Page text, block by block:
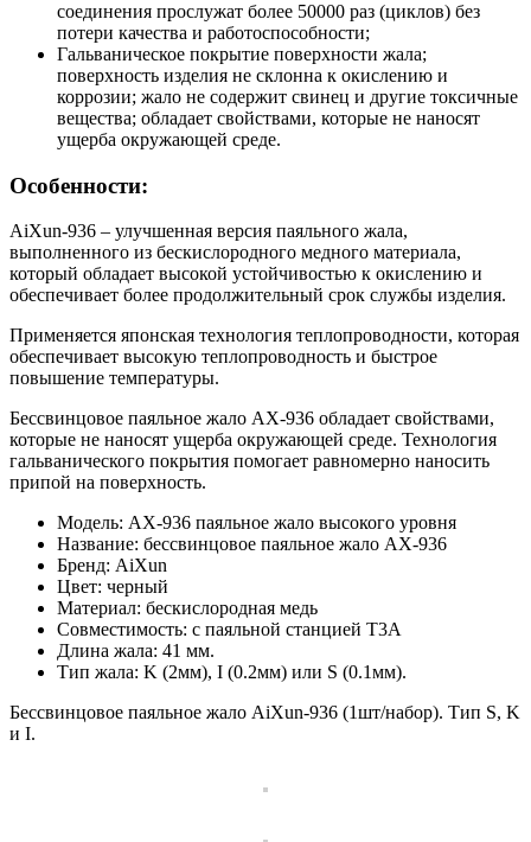
соединения прослужат более 50000 раз (циклов) без
потери качества и работоспособности;
Гальваническое покрытие поверхности жала;
поверхность изделия не склонна к окислению и
коррозии; жало не содержит свинец и другие токсичные
вещества; обладает свойствами, которые не наносят
ущерба окружающей среде.
Особенности:
AiXun-936 – улучшенная версия паяльного жала,
выполненного из бескислородного медного материала,
который обладает высокой устойчивостью к окислению и
обеспечивает более продолжительный срок службы изделия.
Применяется японская технология теплопроводности, которая
обеспечивает высокую теплопроводность и быстрое
повышение температуры.
Бессвинцовое паяльное жало AX-936 обладает свойствами,
которые не наносят ущерба окружающей среде. Технология
гальванического покрытия помогает равномерно наносить
припой на поверхность.
Модель: AX-936 паяльное жало высокого уровня
Название: бессвинцовое паяльное жало AX-936
Бренд: AiXun
Цвет: черный
Материал: бескислородная медь
Совместимость: с паяльной станцией T3A
Длина жала: 41 мм.
Тип жала: K (2мм), I (0.2мм) или S (0.1мм).
Бессвинцовое паяльное жало AiXun-936 (1шт/набор). Тип S, K
и I.